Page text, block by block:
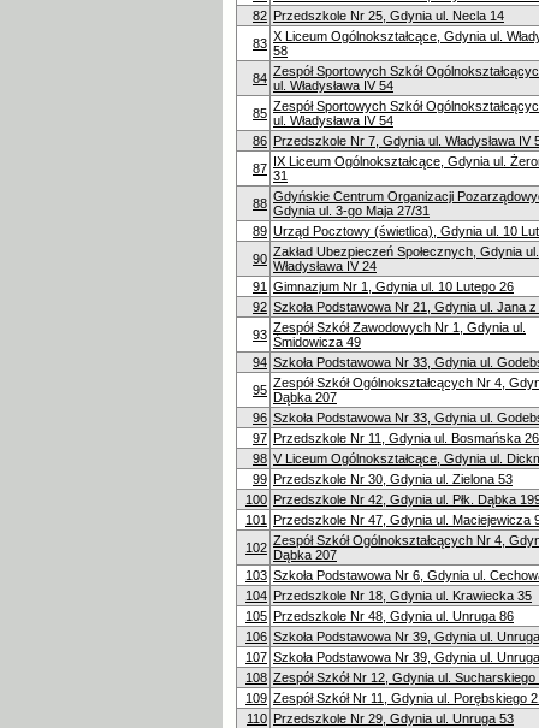
82 Przedszkole Nr 25, Gdynia ul. Necla 14
83 X Liceum Ogólnokształcące, Gdynia ul.
58
84 Zespół Sportowych Szkół
ul. Władysława IV 54
85 Zespół Sportowych Szkół
ul. Władysława IV 54
86 Przedszkole Nr 7, Gdynia ul. Władysława IV
87 IX Liceum Ogólnokształcące, Gdynia ul.
31
88 Gdyńskie Centrum Organizacji
Gdynia ul. 3-go Maja 27/31
89 Urząd Pocztowy (świetlica), Gdynia ul. 10
90 Zakład Ubezpieczeń Społecznych, Gdynia ul.
Władysława IV 24
91 Gimnazjum Nr 1, Gdynia ul. 10 Lutego 26
92 Szkoła Podstawowa Nr 21, Gdynia ul. Jana z
93 Zespół Szkół Zawodowych Nr 1, Gdynia ul.
Śmidowicza 49
94 Szkoła Podstawowa Nr 33, Gdynia ul.
95 Zespół Szkół Ogólnokształcących Nr 4,
Dąbka 207
96 Szkoła Podstawowa Nr 33, Gdynia ul.
97 Przedszkole Nr 11, Gdynia ul. Bosmańska 26
98 V Liceum Ogólnokształcące, Gdynia ul.
99 Przedszkole Nr 30, Gdynia ul. Zielona 53
100 Przedszkole Nr 42, Gdynia ul. Płk. Dąbka
101 Przedszkole Nr 47, Gdynia ul. Maciejewicza
102 Zespół Szkół Ogólnokształcących Nr 4,
Dąbka 207
103 Szkoła Podstawowa Nr 6, Gdynia ul.
104 Przedszkole Nr 18, Gdynia ul. Krawiecka 35
105 Przedszkole Nr 48, Gdynia ul. Unruga 86
106 Szkoła Podstawowa Nr 39, Gdynia ul.
107 Szkoła Podstawowa Nr 39, Gdynia ul.
108 Zespół Szkół Nr 12, Gdynia ul. Sucharskiego
109 Zespół Szkół Nr 11, Gdynia ul. Porębskiego
110 Przedszkole Nr 29, Gdynia ul. Unruga 53